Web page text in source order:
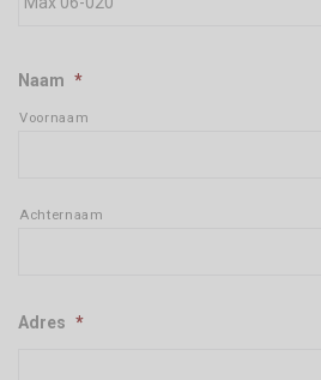
Naam *
Voornaam
Achternaam
Adres *